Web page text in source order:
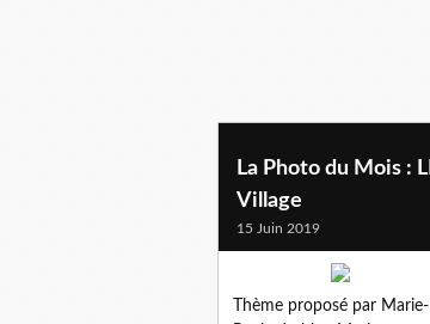
normandie
La Photo du Mois :
Village
15 Juin 2019
Thème proposé par Marie-